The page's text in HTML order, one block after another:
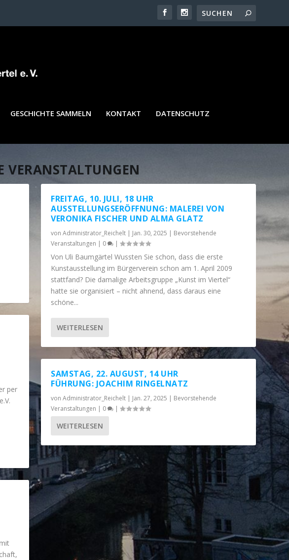
GESCHICHTE SAMMELN KONTAKT DATENSCHUTZ
VERANSTALTUNGEN
per
FREITAG, 10. JULI, 18 UHR
AUSSTELLUNGSERÖFFNUNG: MALEREI VON
VERONIKA FISCHER UND ALMA GLATZ
vonAdministrator_Reichelt | Jan. 30, 2025 | Bevorstehende
Veranstaltungen | 0 |
Von Uli Baumgärtel Wussten Sie schon, dass die erste
Kunstausstellung im Bürgerverein schon am 1. April 2009
stattfand? Die damalige Arbeitsgruppe „Kunst im Viertel“
hatte sie organisiert – nicht ahnend, dass daraus eine
schöne...
WEITERLESEN
SAMSTAG, 22. AUGUST, 14 UHR
FÜHRUNG: JOACHIM RINGELNATZ
vonAdministrator_Reichelt | Jan. 27, 2025 | Bevorstehende
Veranstaltungen | 0 |
WEITERLESEN